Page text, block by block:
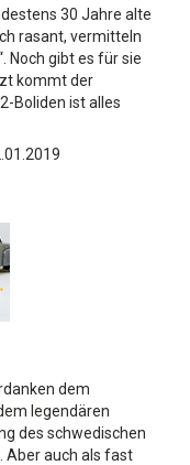
30 Jahre alte
rasant, vermitteln
Noch gibt es für sie
kommt der
Boliden ist alles
dem
legendären
des schwedischen
Aber auch als fast